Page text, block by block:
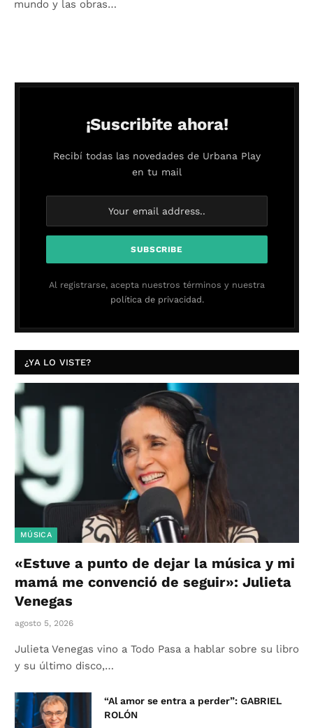
mundo y las obras…
¡Suscribite ahora!
Recibí todas las novedades de Urbana Play
en tu mail
Al registrarse, acepta nuestros términos y nuestra
política de privacidad.
¿YA LO VISTE?
MÚSICA
«Estuve a punto de dejar la música y mi
mamá me convenció de seguir»: Julieta
Venegas
agosto 5, 2026
Julieta Venegas vino a Todo Pasa a hablar sobre su libro
y su último disco,…
“Al amor se entra a perder”: GABRIEL
ROLÓN